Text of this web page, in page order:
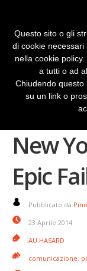
Le
New
Epic
Pubblicato da
23 Aprile 2014
AU HASARD
comunicazione,
Questo sito o gli
di cookie
nella cookie
a tutti o ad
Chiudendo questo
su un link o